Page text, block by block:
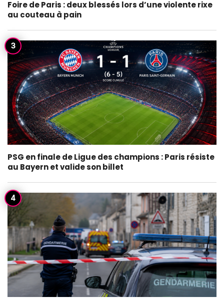
Foire de Paris : deux blessés lors d’une violente rixe
au couteau à pain
PSG en finale de Ligue des champions : Paris résiste
au Bayern et valide son billet